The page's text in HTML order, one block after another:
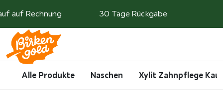
auf Rechnung 30 Tage Rückgabe
Alle Produkte Naschen Xylit Zahnpflege